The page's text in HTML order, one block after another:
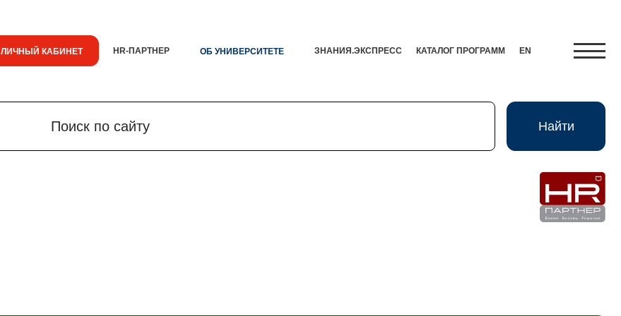
ЛИЧНЫЙ КАБИНЕТ HR-ПАРТНЕР ОБ УНИВЕРСИТЕТЕ ЗНАНИЯ.ЭКСПРЕСС КАТАЛОГ ПРОГРАММ EN
HR-Партнер
Поиск по сайту Найти